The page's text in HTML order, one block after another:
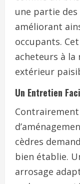
une partie
améliorant
occupants.
acheteurs à la
extérieur
Un Entretien
Contrairement
cèdres
bien établie.
arrosage